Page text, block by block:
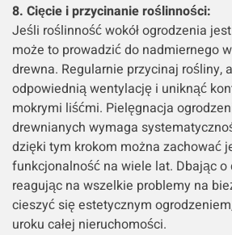
8. Cięcie i przycinanie roślinności:
Jeśli roślinność wokół ogrodzenia
może to prowadzić do nadmiernego
drewna. Regularnie przycinaj rośliny,
odpowiednią wentylację i uniknąć
mokrymi liśćmi. Pielęgnacja
drewnianych wymaga
dzięki tym krokom można zachować
funkcjonalność na wiele lat. Dbając o
reagując na wszelkie problemy na
cieszyć się estetycznym
uroku całej nieruchomości.